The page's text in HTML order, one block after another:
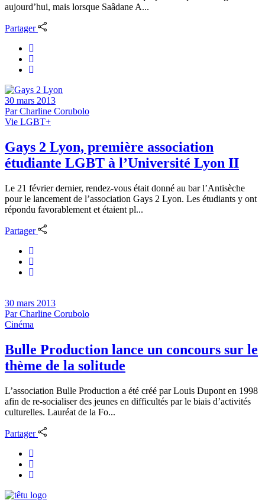
aujourd’hui, mais lorsque Saâdane A...
Partager
30 mars 2013
ParCharline Corubolo
Vie LGBT+
Gays 2 Lyon, première association
étudiante LGBT à l’Université Lyon II
Le 21 février dernier, rendez-vous était donné au bar l’Antisèche
pour le lancement de l’association Gays 2 Lyon. Les étudiants y ont
répondu favorablement et étaient pl...
Partager
30 mars 2013
ParCharline Corubolo
Cinéma
Bulle Production lance un concours sur le
thème de la solitude
L’association Bulle Production a été créé par Louis Dupont en 1998
afin de re-socialiser des jeunes en difficultés par le biais d’activités
culturelles. Lauréat de la Fo...
Partager